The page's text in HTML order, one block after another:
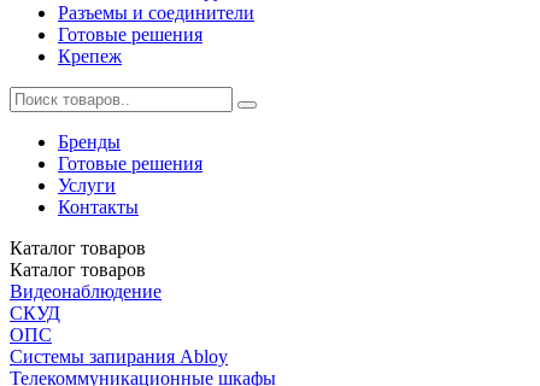
Разъемы и соединители
Готовые решения
Крепеж
Бренды
Готовые решения
Услуги
Контакты
Каталог товаров
Каталог товаров
Видеонаблюдение
СКУД
ОПС
Системы запирания Abloy
Телекоммуникационные шкафы